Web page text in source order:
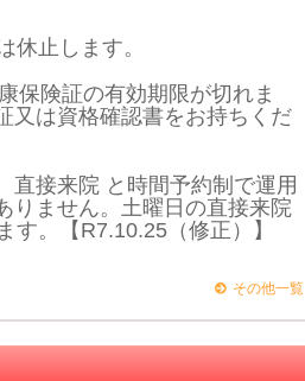
止します。
保険証の有効期限が切れま
又は資格確認書をお持ちくだ
接来院 と時間予約制で運用
りません。土曜日の直接来院
す。【R7.10.25（修正）】
その他一覧